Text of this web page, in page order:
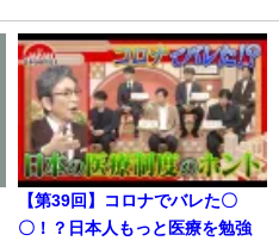
【第39回】コロナでバレた〇
〇！？日本人もっと医療を勉強